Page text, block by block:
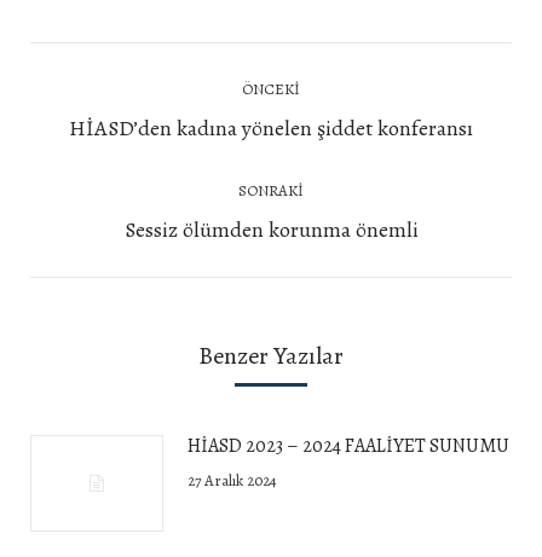
ÖNCEKI
Önceki
HİASD’den kadına yönelen şiddet konferansı
SONRAKI
Next
Sessiz ölümden korunma önemli
Benzer Yazılar
HİASD 2023 – 2024 FAALİYET SUNUMU
27 Aralık 2024